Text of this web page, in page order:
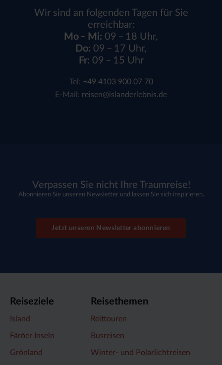
Wir sind an folgenden Tagen für Sie
erreichbar:
Mo – Mi: 09 – 18 Uhr,
Do: 09 – 17 Uhr,
Fr: 09 – 15 Uhr
Tel: +49 4103 900 07 70
E-Mail: reisen@islanderlebnis.de
Verpassen Sie nicht Ihre Traumreise!
Abonnieren Sie unseren Newsletter und lassen Sie sich inspirieren.
Jetzt unseren Newsletter abonnieren
Reiseziele
Island
Färöer Inseln
Grönland
Reisethemen
Reittouren
Busreisen
Winter- und Polarlichtreisen